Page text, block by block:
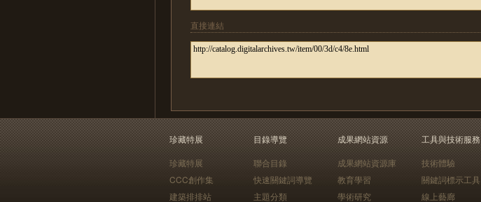
直接連結
珍藏特展
珍藏特展
CCC創作集
建築排排站
目錄導覽
聯合目錄
快速關鍵詞導覽
主題分類
成果網站資源
成果網站資源庫
教育學習
學術研究
工具與技術服務
技術體驗
關鍵詞標示工具
線上藝廊